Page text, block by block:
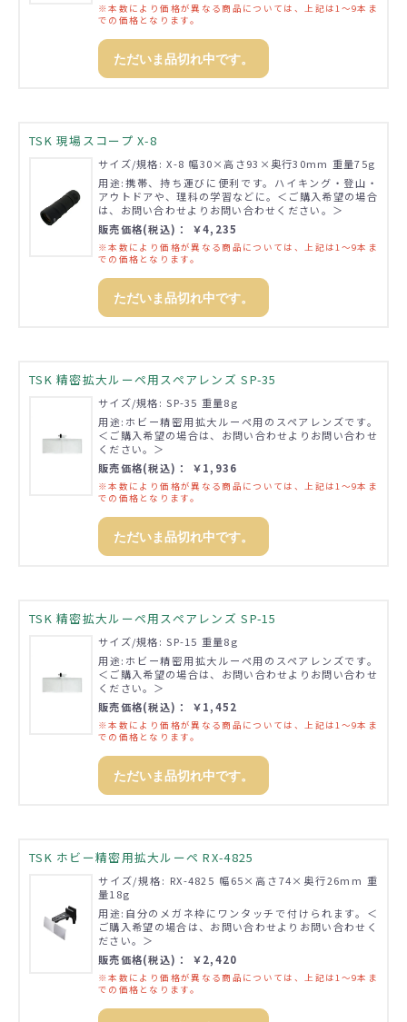
※本数により価格が異なる商品については、上記は1～9本ま
での価格となります。
ただいま品切れ中です。
TSK 現場スコープ X-8
サイズ/規格: X-8 幅30×高さ93×奥行30mm 重量75g
用途:携帯、持ち運びに便利です。ハイキング・登山・
アウトドアや、理科の学習などに。＜ご購入希望の場合
は、お問い合わせよりお問い合わせください。＞
販売価格(税込)： ￥4,235
※本数により価格が異なる商品については、上記は1～9本ま
での価格となります。
ただいま品切れ中です。
TSK 精密拡大ルーペ用スペアレンズ SP-35
サイズ/規格: SP-35 重量8g
用途:ホビー精密用拡大ルーペ用のスペアレンズです。
＜ご購入希望の場合は、お問い合わせよりお問い合わせ
ください。＞
販売価格(税込)： ￥1,936
※本数により価格が異なる商品については、上記は1～9本ま
での価格となります。
ただいま品切れ中です。
TSK 精密拡大ルーペ用スペアレンズ SP-15
サイズ/規格: SP-15 重量8g
用途:ホビー精密用拡大ルーペ用のスペアレンズです。
＜ご購入希望の場合は、お問い合わせよりお問い合わせ
ください。＞
販売価格(税込)： ￥1,452
※本数により価格が異なる商品については、上記は1～9本ま
での価格となります。
ただいま品切れ中です。
TSK ホビー精密用拡大ルーペ RX-4825
サイズ/規格: RX-4825 幅65×高さ74×奥行26mm 重
量18g
用途:自分のメガネ枠にワンタッチで付けられます。＜
ご購入希望の場合は、お問い合わせよりお問い合わせく
ださい。＞
販売価格(税込)： ￥2,420
※本数により価格が異なる商品については、上記は1～9本ま
での価格となります。